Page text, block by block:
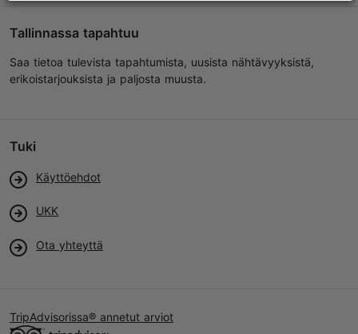
Tallinnassa tapahtuu
Saa tietoa tulevista tapahtumista, uusista nähtävyyksistä,
erikoistarjouksista ja paljosta muusta.
Tuki
Käyttöehdot
UKK
Ota yhteyttä
TripAdvisorissa® annetut arviot